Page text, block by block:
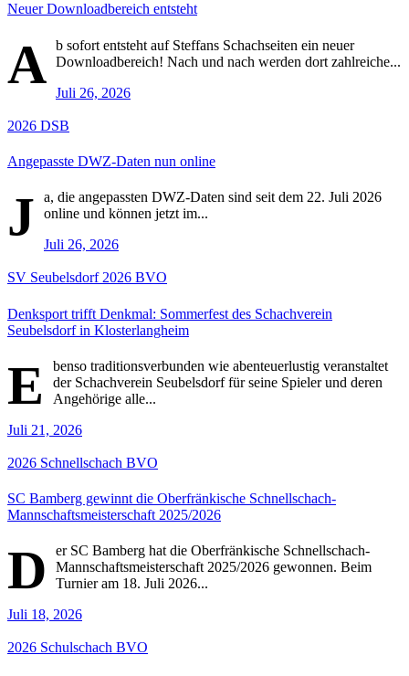
Neuer Downloadbereich entsteht
A b sofort entsteht auf Steffans Schachseiten ein neuer
Downloadbereich! Nach und nach werden dort zahlreiche...
Juli 26, 2026
2026 DSB
Angepasste DWZ-Daten nun online
J
a, die angepassten DWZ-Daten sind seit dem 22. Juli 2026
online und können jetzt im...
Juli 26, 2026
SV Seubelsdorf 2026 BVO
Denksport trifft Denkmal: Sommerfest des Schachverein
Seubelsdorf in Klosterlangheim
E
benso traditionsverbunden wie abenteuerlustig veranstaltet
der Schachverein Seubelsdorf für seine Spieler und deren
Angehörige alle...
Juli 21, 2026
2026 Schnellschach BVO
SC Bamberg gewinnt die Oberfränkische Schnellschach-
Mannschaftsmeisterschaft 2025/2026
D
er SC Bamberg hat die Oberfränkische Schnellschach-
Mannschaftsmeisterschaft 2025/2026 gewonnen. Beim
Turnier am 18. Juli 2026...
Juli 18, 2026
2026 Schulschach BVO